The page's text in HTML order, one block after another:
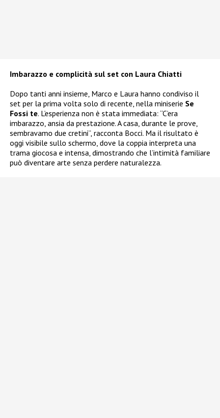
Imbarazzo e complicità sul set con Laura Chiatti
Dopo tanti anni insieme, Marco e Laura hanno condiviso il
set per la prima volta solo di recente, nella miniserie Se
Fossi te. L’esperienza non è stata immediata: “C’era
imbarazzo, ansia da prestazione. A casa, durante le prove,
sembravamo due cretini”, racconta Bocci. Ma il risultato è
oggi visibile sullo schermo, dove la coppia interpreta una
trama giocosa e intensa, dimostrando che l’intimità familiare
può diventare arte senza perdere naturalezza.